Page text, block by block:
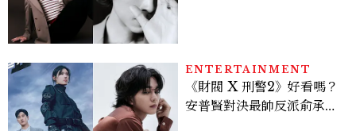
ENTERTAINMENT
《財閥 X 刑警2》好看嗎？
安普賢對決最帥反派俞承